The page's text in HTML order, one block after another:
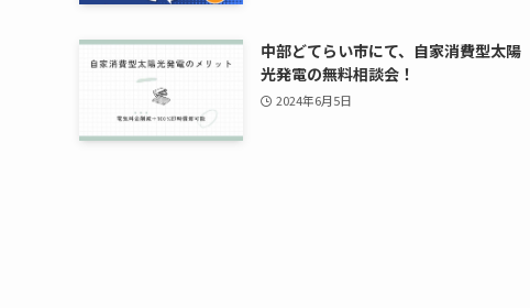
中部どてらい市にて、自家消費型太陽
光発電の無料相談会！
2024年6月5日